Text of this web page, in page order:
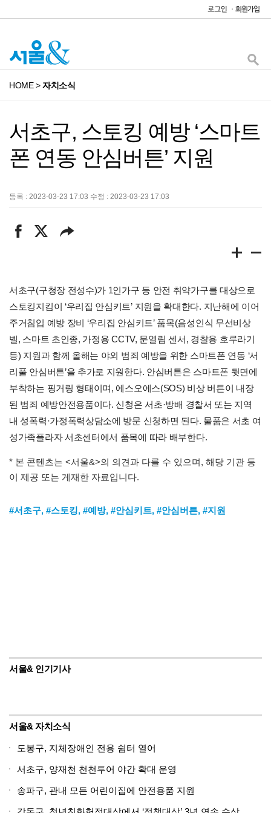
HOME>자치소식
서초구, 스토킹 예방 ‘스마트
폰 연동 안심버튼’ 지원
등록 : 2023-03-23 17:03 수정 : 2023-03-23 17:03
서초구(구청장 전성수)가 1인가구 등 안전 취약가구를 대상으로
스토킹지킴이 ‘우리집 안심키트’ 지원을 확대한다. 지난해에 이어
주거침입 예방 장비 ‘우리집 안심키트’ 품목(음성인식 무선비상
벨, 스마트 초인종, 가정용 CCTV, 문열림 센서, 경찰용 호루라기
등) 지원과 함께 올해는 야외 범죄 예방을 위한 스마트폰 연동 ‘서
리풀 안심버튼’을 추가로 지원한다. 안심버튼은 스마트폰 뒷면에
부착하는 핑거링 형태이며, 에스오에스(SOS) 비상 버튼이 내장
된 범죄 예방안전용품이다. 신청은 서초·방배 경찰서 또는 지역
내 성폭력·가정폭력상담소에 방문 신청하면 된다. 물품은 서초 여
성가족플라자 서초센터에서 품목에 따라 배부한다.
* 본 콘텐츠는 <서울&>의 의견과 다를 수 있으며, 해당 기관 등
이 제공 또는 게재한 자료입니다.
#서초구, #스토킹, #예방, #안심키트, #안심버튼, #지원
서울& 인기기사
서울& 자치소식
도봉구, 지체장애인 전용 쉼터 열어
서초구, 양재천 천천투어 야간 확대 운영
송파구, 관내 모든 어린이집에 안전용품 지원